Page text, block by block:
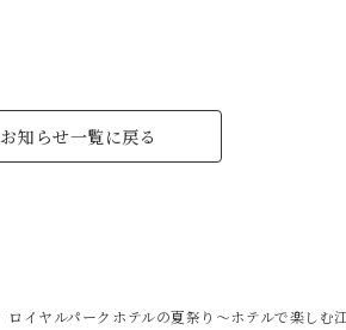
お知らせ一覧に戻る
ロイヤルパークホテルの夏祭り～ホテルで楽しむ